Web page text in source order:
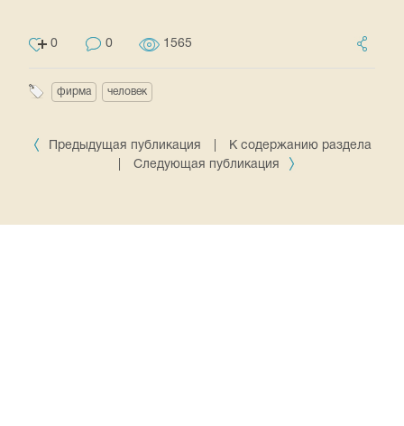
0 0 1565
фирма человек
Предыдущая публикация
К содержанию раздела
Следующая публикация